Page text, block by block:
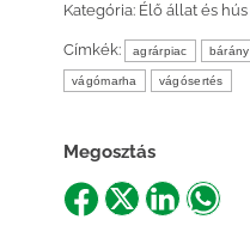
Kategória: Élő állat és hús
Címkék: agrárpiac bárány
vágómarha vágósertés
Megosztás
ShareShareShareShare